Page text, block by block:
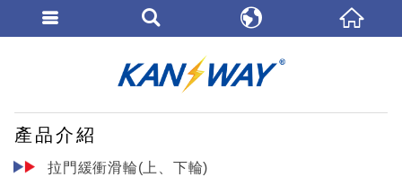
產品介紹
拉門緩衝滑輪(上、下輪)
ENGLISH
繁體中文